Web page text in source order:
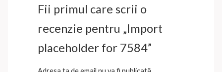
Fii primul care scrii o
recenzie pentru „Import
placeholder for 7584”